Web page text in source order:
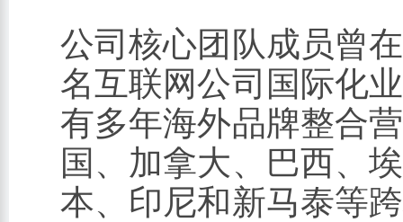
公司核心团队成员曾
名互联网公司国际化
有多年海外品牌整合
国、加拿大、巴西、
本、印尼和新马泰等